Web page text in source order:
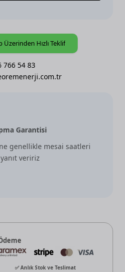
Üzerinden Hızlı Teklif
766 54 83
Garantisi
genellikle mesai saatleri
veririz
✅ Anlık Stok ve Teslimat